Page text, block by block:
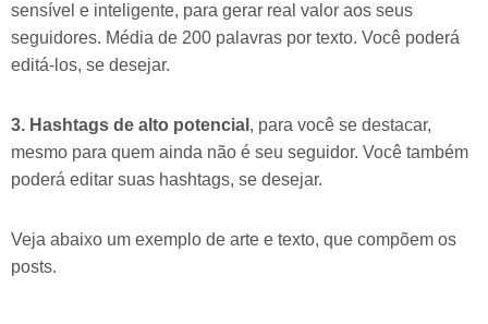
sensível e inteligente, para gerar real valor aos seus
seguidores. Média de 200 palavras por texto. Você poderá
editá-los, se desejar.
3. Hashtags de alto potencial , para você se destacar,
mesmo para quem ainda não é seu seguidor. Você também
poderá editar suas hashtags, se desejar.
Veja abaixo um exemplo de arte e texto, que compõem os
posts.